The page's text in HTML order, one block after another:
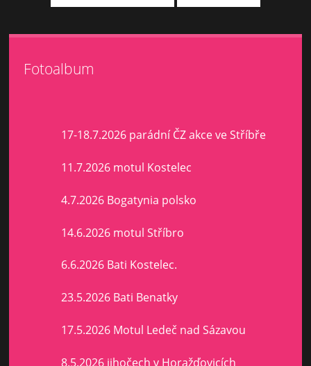
Fotoalbum
17-18.7.2026 parádní ČZ akce ve Stříbře
11.7.2026 motul Kostelec
4.7.2026 Bogatynia polsko
14.6.2026 motul Stříbro
6.6.2026 Bati Kostelec.
23.5.2026 Bati Benatky
17.5.2026 Motul Ledeč nad Sázavou
8.5.2026 jihočech v Horažďovicích